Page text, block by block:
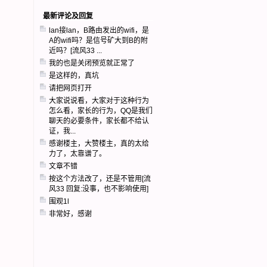
最新评论及回复
lan接lan，B路由发出的wifi，是
A的wifi吗？是信号矿大到B的附
近吗？[流风33 ...
我的也是关闭预览就正常了
是这样的，真坑
请把网页打开
大家说说看，大家对于这种行为
怎么看，家长的行为，QQ是我们
聊天的必要条件，家长都不给认
证，我...
感谢楼主，大赞楼主，真的太给
力了，太靠谱了。
文章不错
按这个方法改了，还是不管用[流
风33 回复:没事，也不影响使用]
围观1l
非常好，感谢